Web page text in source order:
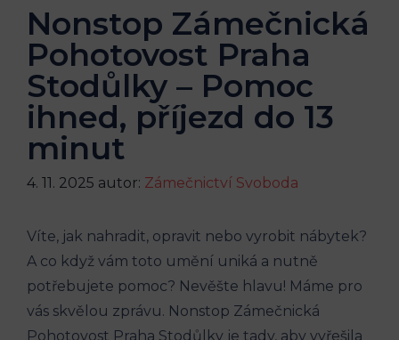
Nonstop Zámečnická
Pohotovost Praha
Stodůlky – Pomoc
ihned, příjezd do 13
minut
4. 11. 2025 autor: Zámečnictví Svoboda
Víte, jak nahradit, opravit nebo vyrobit nábytek?
A co když vám toto umění uniká a nutně
potřebujete pomoc? Nevěšte hlavu! Máme pro
vás skvělou zprávu. Nonstop Zámečnická
Pohotovost Praha Stodůlky je tady, aby vyřešila